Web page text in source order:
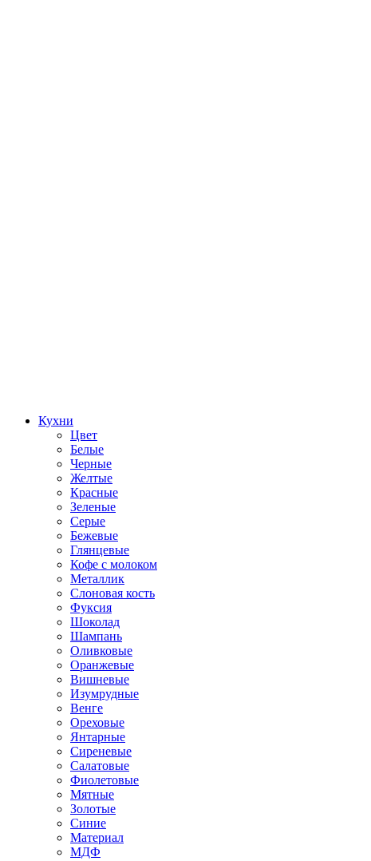
Кухни
Цвет
Белые
Черные
Желтые
Красные
Зеленые
Серые
Бежевые
Глянцевые
Кофе с молоком
Металлик
Слоновая кость
Фуксия
Шоколад
Шампань
Оливковые
Оранжевые
Вишневые
Изумрудные
Венге
Ореховые
Янтарные
Сиреневые
Салатовые
Фиолетовые
Мятные
Золотые
Синие
Материал
МДФ